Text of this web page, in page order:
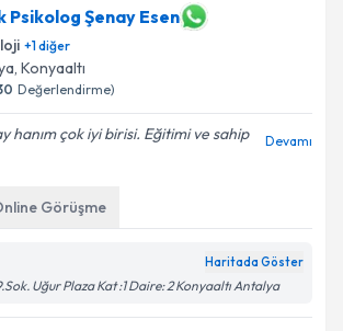
Psikolog Şenay Esen
+1diğer
, Konyaaltı
Değerlendirme)
hanım çok iyi birisi. Eğitimi ve sahip
Devamı
Görüşme
Haritada Göster
Uğur Plaza Kat :1 Daire: 2 Konyaaltı Antalya